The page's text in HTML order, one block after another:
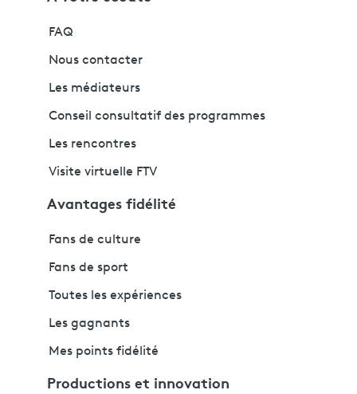
FAQ
Nous contacter
Les médiateurs
Conseil consultatif des programmes
Les rencontres
Visite virtuelle FTV
Avantages fidélité
Fans de culture
Fans de sport
Toutes les expériences
Les gagnants
Mes points fidélité
Productions et innovation